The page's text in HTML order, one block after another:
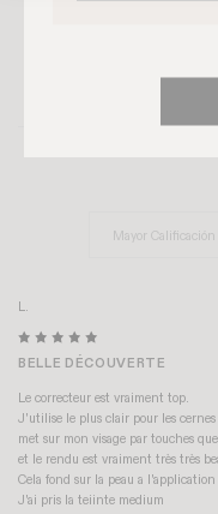
Sort by
L.
BELLE DÉCOUVERTE
Le correcteur est vraiment top.
J'utilise le plus clair pour les
met sur mon visage par touches
et le rendu est vraiment très très
Cela fond sur la peau a l'application
J'ai pris la teiinte medium